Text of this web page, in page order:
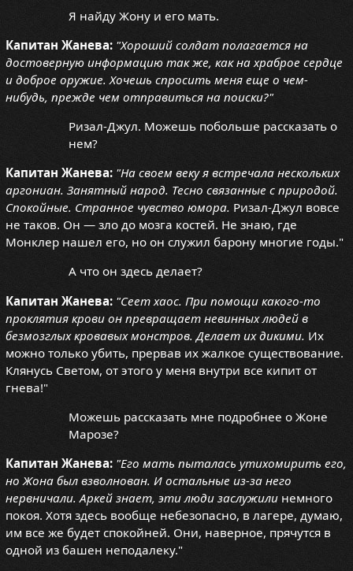
Я найду Жону и его мать.
Капитан Жанева: "Хороший солдат полагается на
достоверную информацию так же, как на храброе сердце
и доброе оружие. Хочешь спросить меня еще о чем-
нибудь, прежде чем отправиться на поиски?"
Ризал-Джул. Можешь побольше рассказать о
нем?
Капитан Жанева: "На своем веку я встречала нескольких
аргониан. Занятный народ. Тесно связанные с природой.
Спокойные. Странное чувство юмора. Ризал-Джул вовсе
не таков. Он — зло до мозга костей. Не знаю, где
Монклер нашел его, но он служил барону многие годы."
А что он здесь делает?
Капитан Жанева: "Сеет хаос. При помощи какого-то
проклятия крови он превращает невинных людей в
безмозглых кровавых монстров. Делает их дикими. Их
можно только убить, прервав их жалкое существование.
Клянусь Светом, от этого у меня внутри все кипит от
гнева!"
Можешь рассказать мне подробнее о Жоне
Марозе?
Капитан Жанева: "Его мать пыталась утихомирить его,
но Жона был взволнован. И остальные из-за него
нервничали. Аркей знает, эти люди заслужилинемного
покоя. Хотя здесь вообще небезопасно, в лагере, думаю,
им все же будет спокойней. Они, наверное, прячутся в
одной из башен неподалеку."